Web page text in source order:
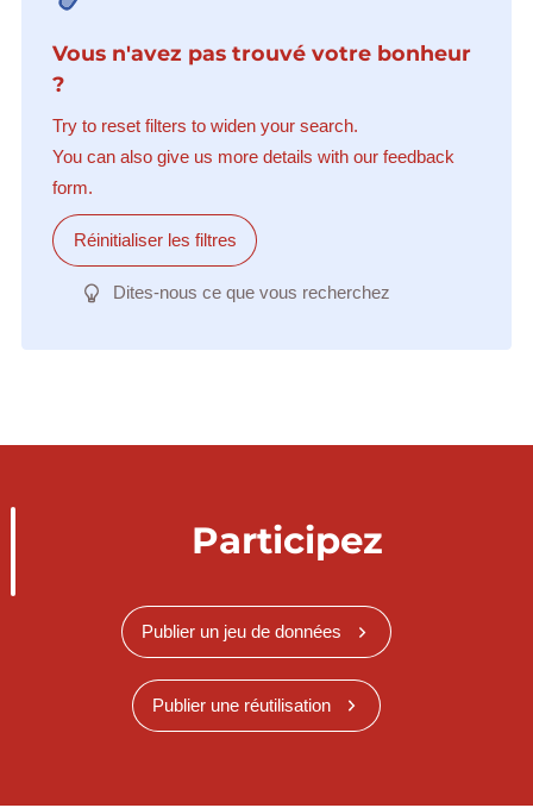
Vous n'avez pas trouvé votre bonheur
?
Try to reset filters to widen your search.
You can also give us more details with our feedback
form.
Réinitialiser les filtres
Dites-nous ce que vous recherchez
Participez
Publier un jeu de données
Publier une réutilisation